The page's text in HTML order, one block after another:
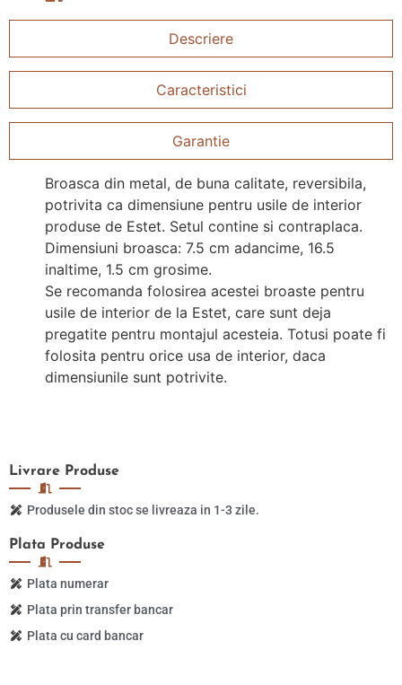
Descriere
Caracteristici
Garantie
Broasca din metal, de buna calitate, reversibila,
potrivita ca dimensiune pentru usile de interior
produse de Estet. Setul contine si contraplaca.
Dimensiuni broasca: 7.5 cm adancime, 16.5
inaltime, 1.5 cm grosime.
Se recomanda folosirea acestei broaste pentru
usile de interior de la Estet, care sunt deja
pregatite pentru montajul acesteia. Totusi poate fi
folosita pentru orice usa de interior, daca
dimensiunile sunt potrivite.
Plata Produse
Plata numerar
Plata prin transfer bancar
Plata cu card bancar
Livrare Produse
Produsele din stoc se livreaza in 1-3 zile.